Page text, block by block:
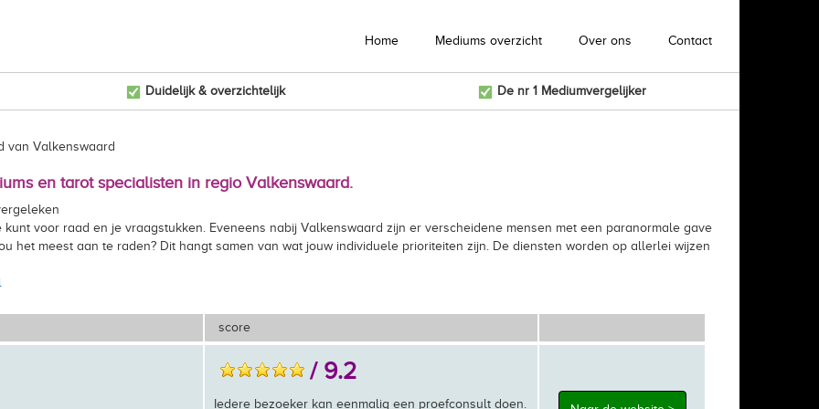
Home Mediums overzicht Over ons Contact
Duidelijk & overzichtelijk De nr 1 Mediumvergelijker
van Valkenswaard
en tarot specialisten in regio Valkenswaard.
voor raad en je vraagstukken. Eveneens nabij Valkenswaard zijn er verscheidene mensen met een paranormale gave
het meest aan te raden? Dit hangt samen van wat jouw individuele prioriteiten zijn. De diensten worden op allerlei wijzen
score
/ 9.2
Iedere bezoeker kan eenmalig een proefconsult doen.